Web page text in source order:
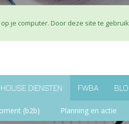
DIENSTEN
(b2b) Planning en actie
FWBA
je computer. Door deze site te